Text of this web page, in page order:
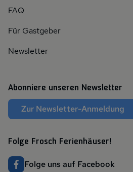
FAQ
Für Gastgeber
Newsletter
Abonniere unseren Newsletter
Zur Newsletter-Anmeldung
Folge Frosch Ferienhäuser!
Folge uns auf Facebook